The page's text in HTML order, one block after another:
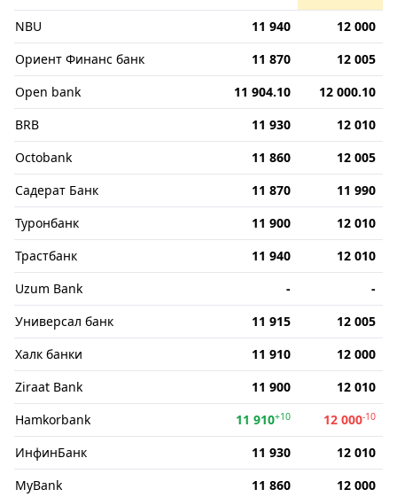
NBU
11 940
12 000
Ориент Финанс банк
11 870
12 005
Open bank
11 904.10
12 000.10
BRB
11 930
12 010
Octobank
11 860
12 005
Садерат Банк
11 870
11 990
Туронбанк
11 900
12 010
Трастбанк
11 940
12 010
Uzum Bank
-
-
Универсал банк
11 915
12 005
Халк банки
11 910
12 000
Ziraat Bank
11 900
12 010
Hamkorbank
11 910+10 12 000-10
ИнфинБанк 11 930
12 010
MyBank
11 860
12 000